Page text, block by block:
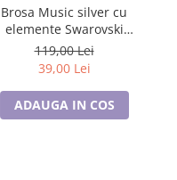
Brosa Music silver cu
elemente Swarovski
purple si placata cu aur
18K garantie 6 luni
119,00 Lei
39,00 Lei
ADAUGA IN COS